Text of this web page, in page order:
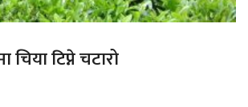
टिप्ने चटारो